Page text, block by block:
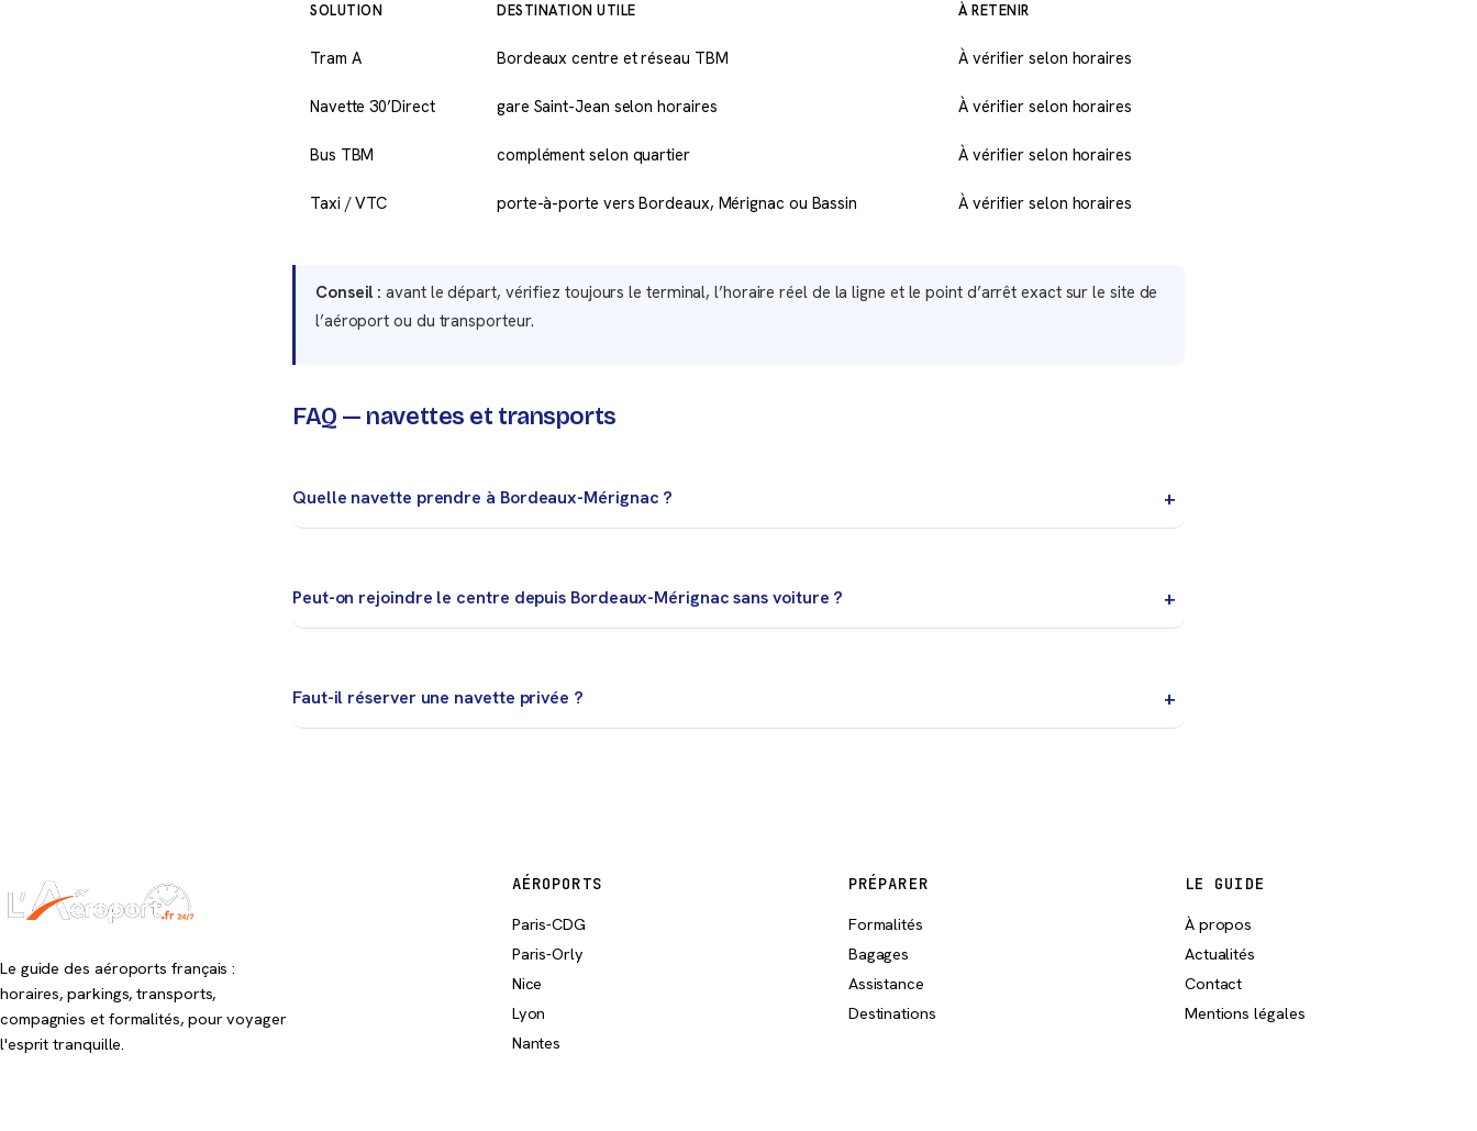
SOLUTION DESTINATION UTILE À RETENIR
Tram A Bordeaux centre et réseau TBM À vérifier selon horaires
Navette 30’Direct gare Saint-Jean selon horaires À vérifier selon horaires
Bus TBM complément selon quartier À vérifier selon horaires
Taxi / VTC porte-à-porte vers Bordeaux, Mérignac ou Bassin À vérifier selon horaires
Conseil : avant le départ, vérifiez toujours le terminal, l’horaire réel de la ligne et le point d’arrêt exact sur le site de
l’aéroport ou du transporteur.
FAQ — navettes et transports
Quelle navette prendre à Bordeaux-Mérignac ?
Peut-on rejoindre le centre depuis Bordeaux-Mérignac sans voiture ?
Faut-il réserver une navette privée ?
Le guide des aéroports français :
horaires, parkings, transports,
compagnies et formalités, pour voyager
l'esprit tranquille.
AÉROPORTS
Paris-CDG
Paris-Orly
Nice
Lyon
Nantes
PRÉPARER
Formalités
Bagages
Assistance
Destinations
LE GUIDE
À propos
Actualités
Contact
Mentions légales